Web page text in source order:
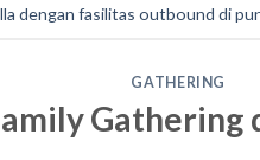
dengan fasilitas outbound di
GATHERING
Gathering